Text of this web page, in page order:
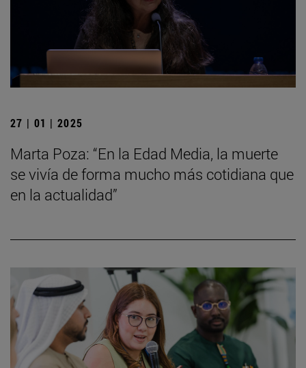
27 | 01 | 2025
Marta Poza: “En la Edad Media, la muerte
se vivía de forma mucho más cotidiana que
en la actualidad”